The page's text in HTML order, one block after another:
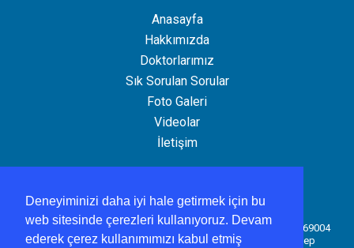
Deneyiminizi daha iyi hale getirmek için bu
web sitesinde çerezleri kullanıyoruz. Devam
ederek çerez kullanımımızı kabul etmiş
Anasayfa
Hakkımızda
Doktorlarımız
Sık Sorulan Sorular
Foto Galeri
Videolar
İletişim
İLETİŞİM
Şehit Kamil 22 Nolu Aile Sağlığı Merkezi Şirinevler mahallesi.69004
sokak.1+1 toki konutları altı.No:70A/2 Şehitkamil / Gaziantep